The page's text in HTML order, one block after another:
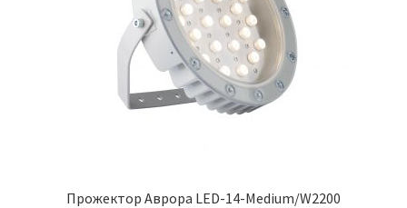
Прожектор Аврора LED-14-Medium/W2200